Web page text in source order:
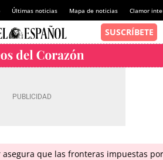
Últimas noticias Mapa de noticias Clamor
asegura que las fronteras impuestas